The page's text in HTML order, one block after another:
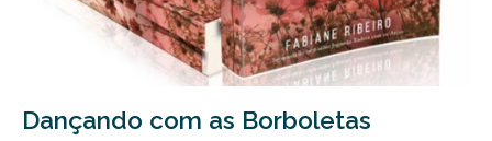
Dançando com as Borboletas